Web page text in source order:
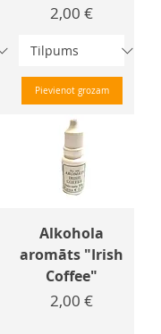
Cena
2,00 €
Pievienot grozam
Alkohola
aromāts "Irish
Coffee"
Cena
2,00 €